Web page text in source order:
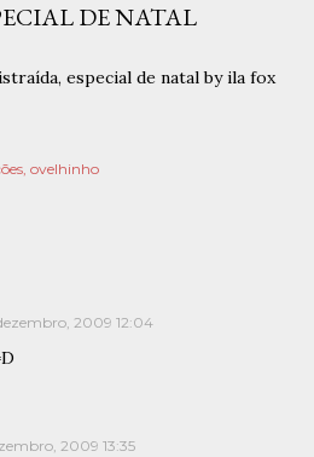
DE NATAL
ovelhinho
2009 12:04
2009 13:35